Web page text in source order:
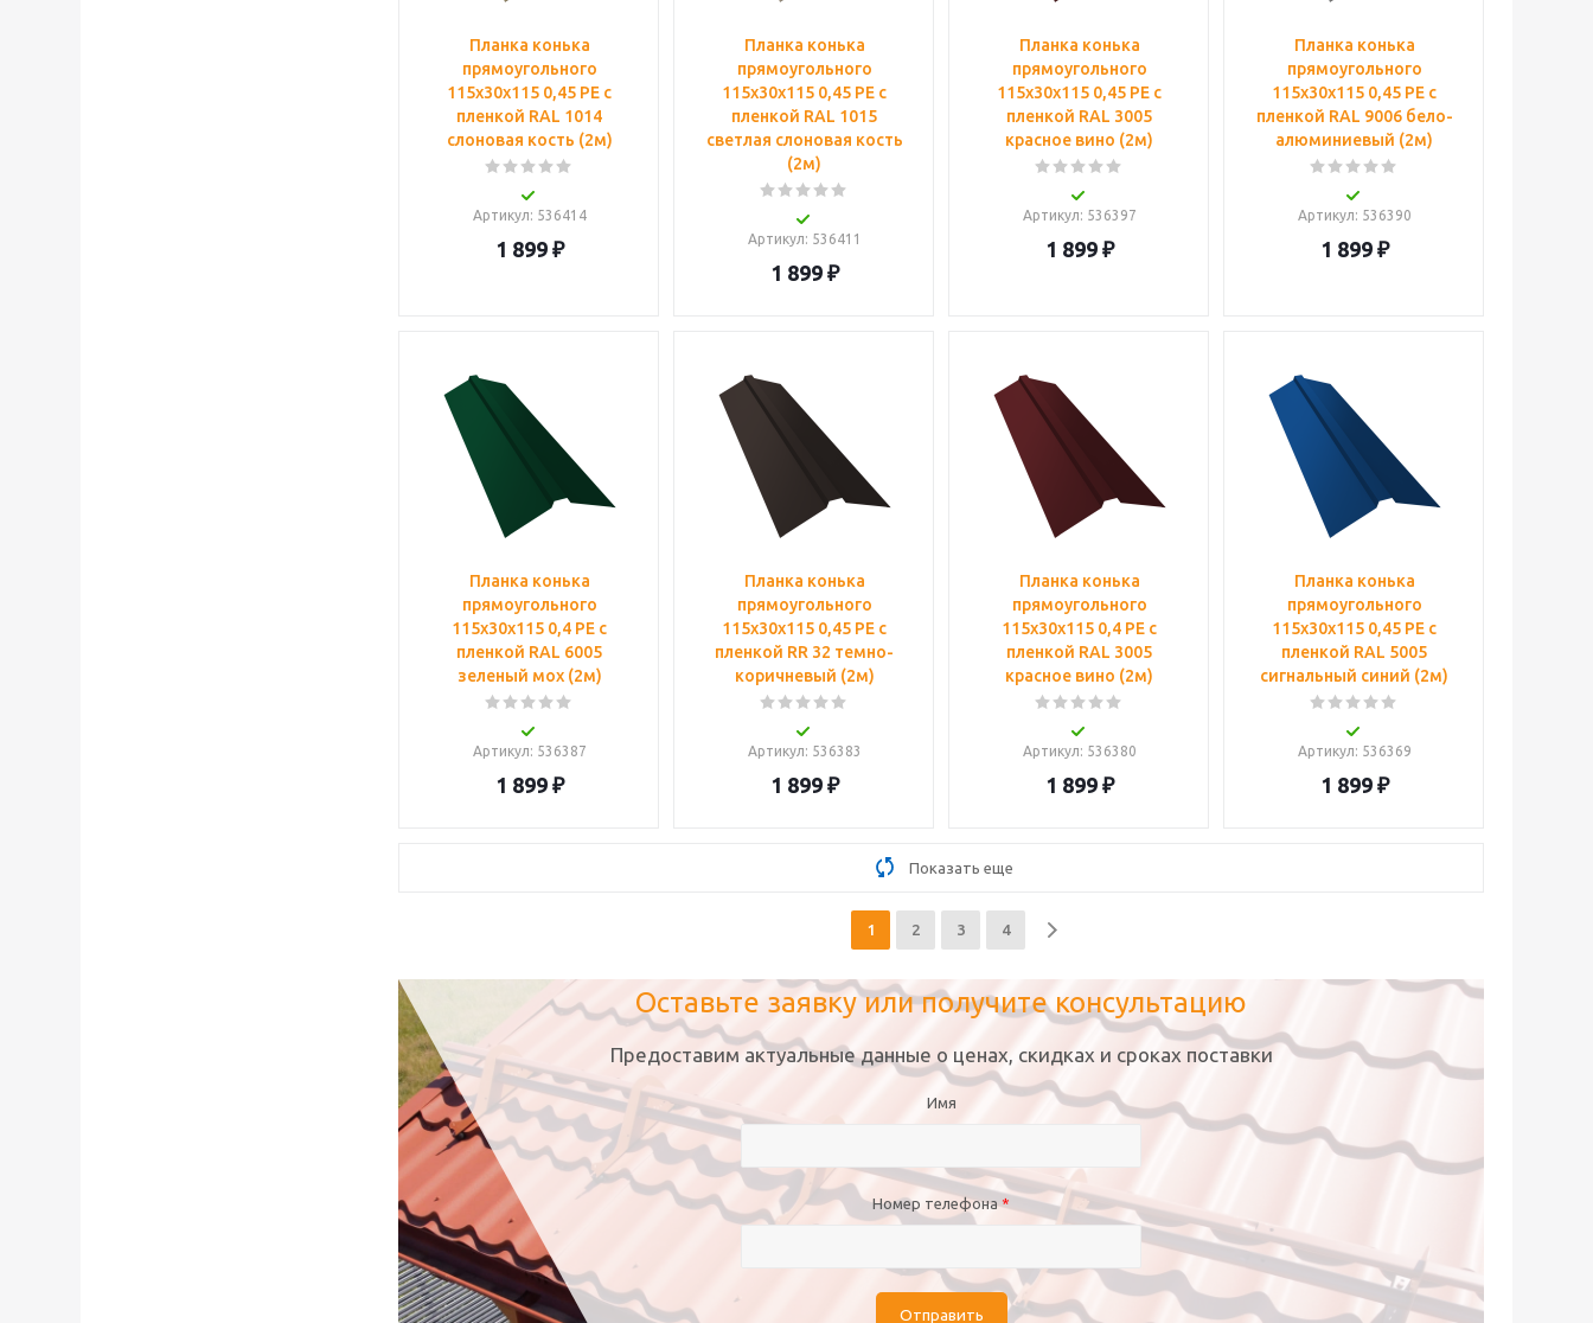
Планка конька
прямоугольного
115х30х115 0,45 PE с
пленкой RAL 1014
слоновая кость (2м)
Артикул: 536414
1 899₽
Планка конька
прямоугольного
115х30х115 0,45 PE с
пленкой RAL 1015
светлая слоновая кость
(2м)
Артикул: 536411
1 899₽
Планка конька
прямоугольного
115х30х115 0,45 PE с
пленкой RAL 3005
красное вино (2м)
Артикул: 536397
1 899₽
Планка конька
прямоугольного
115х30х115 0,45 PE с
пленкой RAL 9006 бело-
алюминиевый (2м)
Артикул: 536390
1 899₽
Планка конька
прямоугольного
115х30х115 0,4 PE с
пленкой RAL 6005
зеленый мох (2м)
Артикул: 536387
1 899₽
Планка конька
прямоугольного
115х30х115 0,45 PE с
пленкой RR 32 темно-
коричневый (2м)
Артикул: 536383
1 899₽
Планка конька
прямоугольного
115х30х115 0,4 PE с
пленкой RAL 3005
красное вино (2м)
Артикул: 536380
1 899₽
Планка конька
прямоугольного
115х30х115 0,45 PE с
пленкой RAL 5005
сигнальный синий (2м)
Артикул: 536369
1 899₽
Показать еще
1 2 3 4
Оставьте заявку или получите консультацию
Предоставим актуальные данные о ценах, скидках и сроках поставки
Имя
Номер телефона*
Отправить